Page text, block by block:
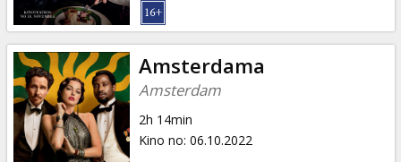
Amsterdama
Amsterdam
2h 14min
Kino no: 06.10.2022